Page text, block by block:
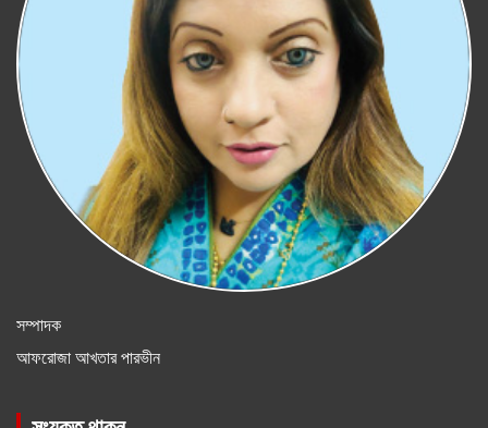
সম্পাদক
আফরোজা আখতার পারভীন